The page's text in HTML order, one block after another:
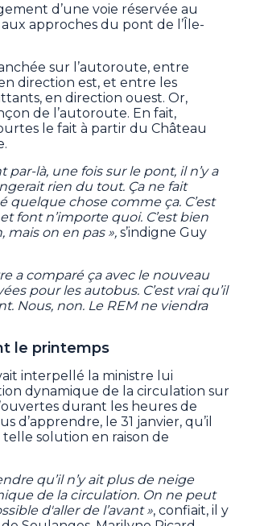
d’une voie réservée au
approches du pont de l’Île-
sur l’autoroute, entre
direction est, et entre les
en direction ouest. Or,
de l’autoroute. En fait,
le fait à partir du Château
par-là, une fois sur le pont, il n’y a
rien du tout. Ça ne fait
quelque chose comme ça. C’est
font n’importe quoi. C’est bien
on en pas », s’indigne Guy
a comparé ça avec le nouveau
pour les autobus. C’est vrai qu’il
Nous, non. Le REM ne viendra
le printemps
interpellé la ministre lui
dynamique de la circulation sur
durant les heures de
d’apprendre, le 31 janvier, qu’il
telle solution en raison de
qu’il n’y ait plus de neige
de la circulation. On ne peut
d'aller de l’avant », confiait, il y